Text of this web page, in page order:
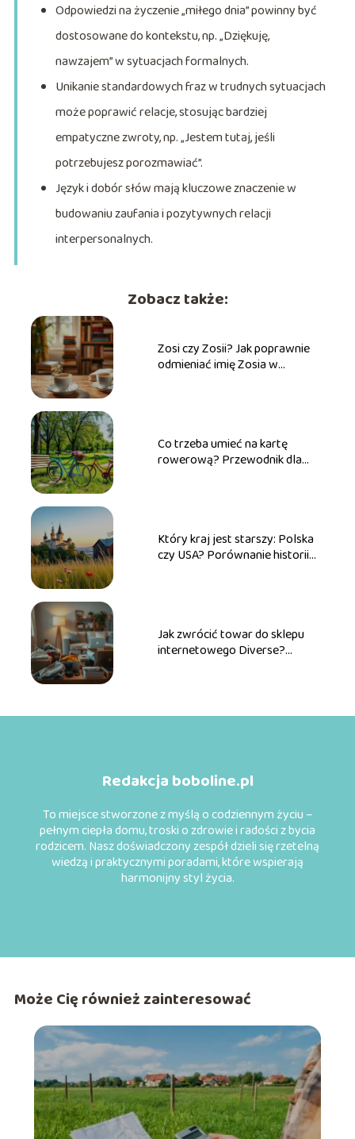
Odpowiedzi na życzenie „miłego dnia” powinny być
dostosowane do kontekstu, np. „Dziękuję,
nawzajem” w sytuacjach formalnych.
Unikanie standardowych fraz w trudnych sytuacjach
może poprawić relacje, stosując bardziej
empatyczne zwroty, np. „Jestem tutaj, jeśli
potrzebujesz porozmawiać”.
Język i dobór słów mają kluczowe znaczenie w
budowaniu zaufania i pozytywnych relacji
interpersonalnych.
Zobacz także:
Zosi czy Zosii? Jak poprawnie
odmieniać imię Zosia w
Co trzeba umieć na kartę
rowerową? Przewodnik dla
Który kraj jest starszy: Polska
czy USA? Porównanie historii
Jak zwrócić towar do sklepu
internetowego Diverse?
Redakcja boboline.pl
To miejsce stworzone z myślą o codziennym życiu –
pełnym ciepła domu, troski o zdrowie i radości z bycia
rodzicem. Nasz doświadczony zespół dzieli się rzetelną
wiedzą i praktycznymi poradami, które wspierają
harmonijny styl życia.
Może Cię również zainteresować